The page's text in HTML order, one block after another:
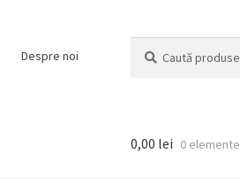
Despre noi
după:
0,00 lei 0 elemente